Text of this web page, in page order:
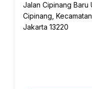
Jalan Cipinang Baru
Cipinang,
Jakarta 13220